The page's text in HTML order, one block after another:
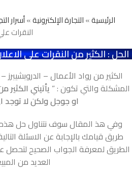
الرئيسية»التجارة الإلكترونية»أسرار
النقرات
الحل : الكثير من النقرات علي
الكثير من رواد الأعمال –
المشكلة والتي تكون : ” يأتيني الكثير
او جوجل ولكن لا توجد
وفي هذ المقال سوف نتناول حل
طريق قيامك بالإجابة عن الاسئلة
الطريق لمعرفة الجواب الصحيح
العديد من